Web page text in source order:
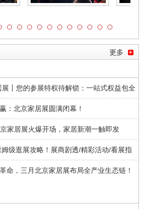
更多
丨您的参展特权待解锁：一站式权益包全
：北京家居展圆满闭幕！
家居展火爆开场，家居新潮一触即发
级逛展攻略！展商剧透/精彩活动/看展指
命，三月北京家居展布局全产业生态链！